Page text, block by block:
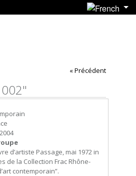
« Précédent
d’artiste Passage, mai 1972 in
de la Collection Frac Rhône-
contemporain”.